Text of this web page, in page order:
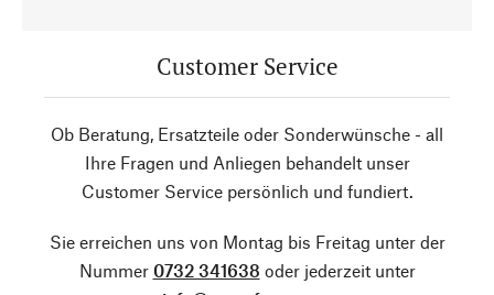
Customer Service
Ob Beratung, Ersatzteile oder Sonderwünsche - all
Ihre Fragen und Anliegen behandelt unser
Customer Service persönlich und fundiert.
Sie erreichen uns von Montag bis Freitag unter der
Nummer 0732 341638 oder jederzeit unter